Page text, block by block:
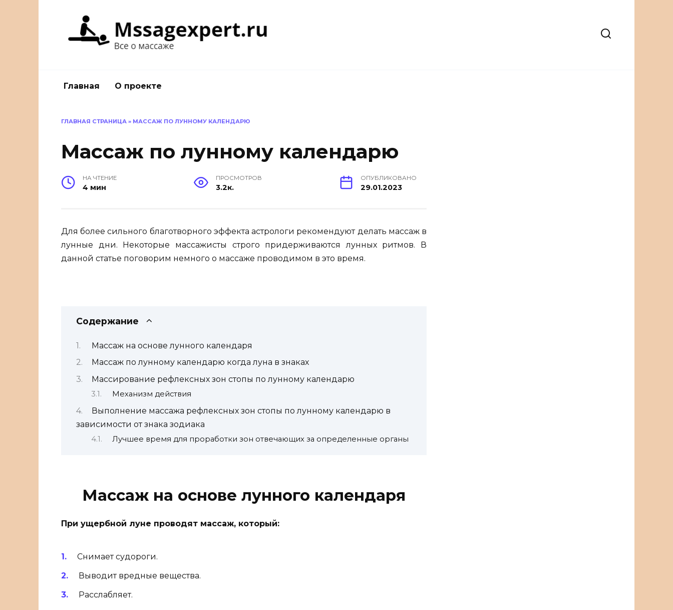
Главная О проекте
ГЛАВНАЯ СТРАНИЦА » МАССАЖ ПО ЛУННОМУ КАЛЕНДАРЮ
Массаж по лунному календарю
НА ЧТЕНИЕ
4 мин
ПРОСМОТРОВ
3.2к.
ОПУБЛИКОВАНО
29.01.2023
Для более сильного благотворного эффекта астрологи рекомендуют делать массаж в
лунные дни. Некоторые массажисты строго придерживаются лунных ритмов. В
данной статье поговорим немного о массаже проводимом в это время.
Содержание
Массаж на основе лунного календаря
Массаж по лунному календарю когда луна в знаках
Массирование рефлексных зон стопы по лунному календарю
Механизм действия
Выполнение массажа рефлексных зон стопы по лунному календарю в
зависимости от знака зодиака
Лучшее время для проработки зон отвечающих за определенные органы
Массаж на основе лунного календаря
При ущербной луне проводят массаж, который:
Снимает судороги.
Выводит вредные вещества.
Расслабляет.